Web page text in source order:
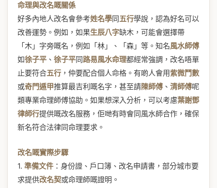
命理與改名嘅關係
好多內地人改名會參考姓名學同五行學說，認為好名可以
改善運勢。例如，如果生辰八字缺木，可能會選擇帶
「木」字旁嘅名，例如「林」、「森」等。知名風水師傅
如徐子平 、 徐子平同路易風水命理都經常強調，改名唔單
止要符合五行 ，仲要配合個人命格。有啲人會用紫微鬥數
或奇門遁甲推算最吉利嘅名字，甚至請陳師傅、 清師傅呢
類專業命理師傅協助。如果想深入分析，可以考慮葉謝鄧
律師行提供嘅改名服務，佢哋有時會同風水師合作，確保
新名符合法律同命理要求。
改名嘅實際步驟
1. 準備文件 ：身份證、戶口簿、改名申請書，部分城市要
求提供改名契或命理師嘅證明。